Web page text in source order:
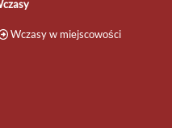
Wczasy w miejscowości